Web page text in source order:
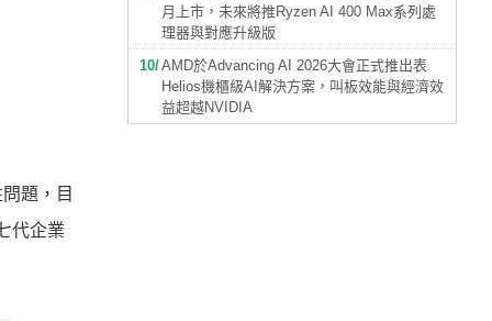
題，目
代企業
月上市，未來將推Ryzen AI 400 Max系列處
理器與對應升級版
10 AMD於Advancing AI 2026大會正式推出表
Helios機櫃級AI解決方案，叫板效能與經濟效
益超越NVIDIA